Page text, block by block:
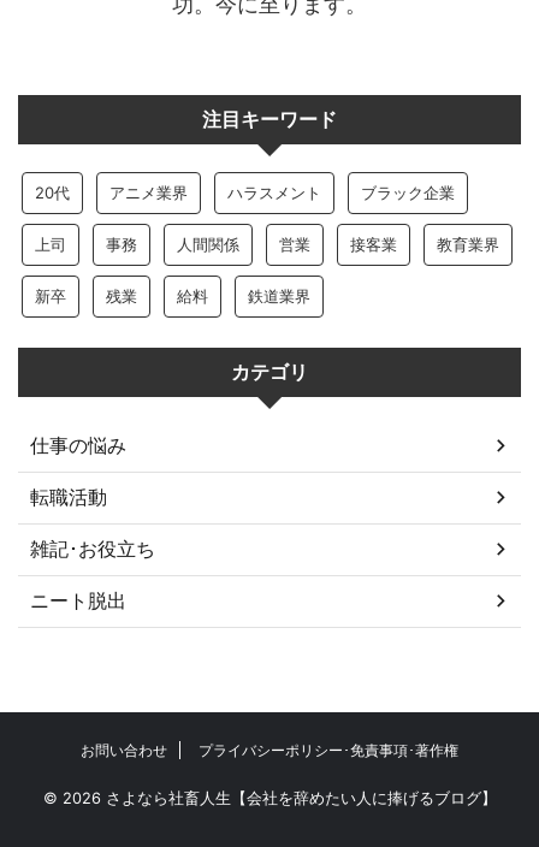
注目キーワード
20代 アニメ業界 ハラスメント ブラック企業
上司 事務 人間関係 営業 接客業 教育業界
新卒 残業 給料 鉄道業界
カテゴリ
仕事の悩み
転職活動
雑記･お役立ち
ニート脱出
お問い合わせ プライバシーポリシー･免責事項･著作権
© 2026 さよなら社畜人生【会社を辞めたい人に捧げるブログ】